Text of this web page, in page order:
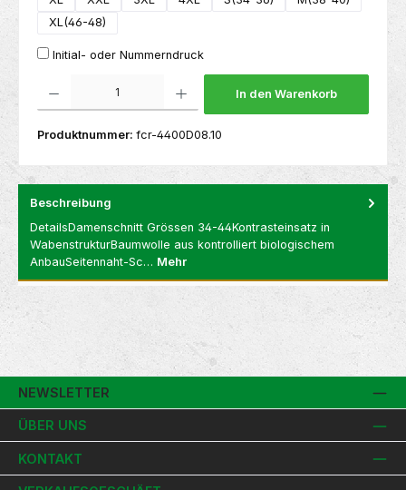
XL(46-48)
Initial- oder Nummerndruck
In den Warenkorb
Produktnummer: fcr-4400D08.10
Beschreibung
DetailsDamenschnitt Grössen 34-44Kontrasteinsatz in
WabenstrukturBaumwolle aus kontrolliert biologischem
AnbauSeitennaht-Sc… Mehr
NEWSLETTER
ÜBER UNS
KONTAKT